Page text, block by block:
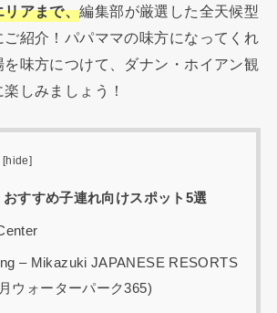
リアまで、編集部が厳選した全天候型
ご紹介！パパママの味方になってくれ
を味方につけて、ダナン・ホイアン観
しみましょう！
[hide]
おすすめ子連れ向けスポット5選
– Mikazuki JAPANESE RESORTS
ウォーターパーク365)